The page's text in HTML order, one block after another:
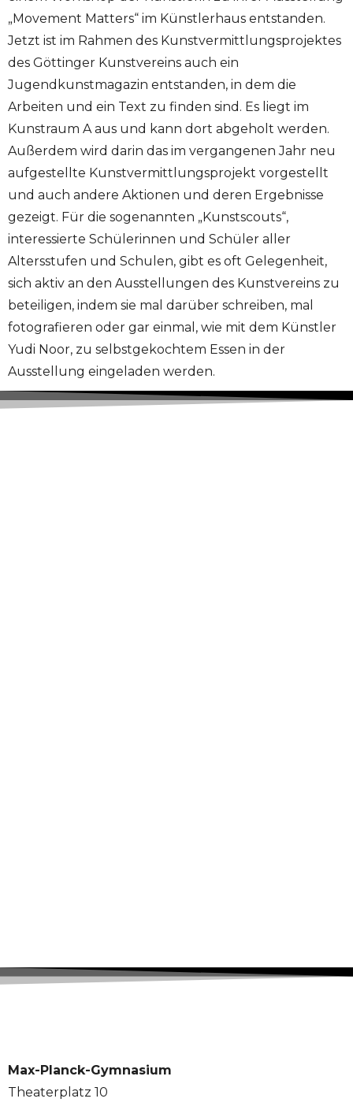
„Movement Matters“ im Künstlerhaus entstanden.
Jetzt ist im Rahmen des Kunstvermittlungsprojektes
des Göttinger Kunstvereins auch ein
Jugendkunstmagazin entstanden, in dem die
Arbeiten und ein Text zu finden sind. Es liegt im
Kunstraum A aus und kann dort abgeholt werden.
Außerdem wird darin das im vergangenen Jahr neu
aufgestellte Kunstvermittlungsprojekt vorgestellt
und auch andere Aktionen und deren Ergebnisse
gezeigt. Für die sogenannten „Kunstscouts“,
interessierte Schülerinnen und Schüler aller
Altersstufen und Schulen, gibt es oft Gelegenheit,
sich aktiv an den Ausstellungen des Kunstvereins zu
beteiligen, indem sie mal darüber schreiben, mal
fotografieren oder gar einmal, wie mit dem Künstler
Yudi Noor, zu selbstgekochtem Essen in der
Ausstellung eingeladen werden.
Max-Planck-Gymnasium
Theaterplatz 10